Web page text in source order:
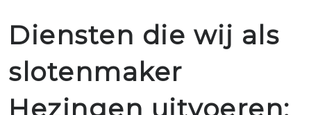
Diensten die wij als
slotenmaker
Hezingen uitvoeren: